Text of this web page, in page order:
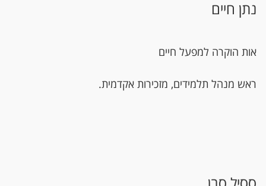
נתן חיים
אות הוקרה למפעל חיים
ראש מנהל תלמידים, מזכירות אקדמית.